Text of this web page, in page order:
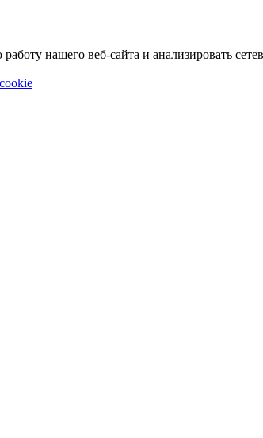
нашего веб-сайта и анализировать